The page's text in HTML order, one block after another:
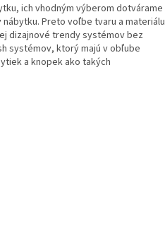
ich vhodným výberom dotvárame
Preto voľbe tvaru a materiálu
dizajnové trendy systémov bez
systémov, ktorý majú v obľube
a knopek ako takých